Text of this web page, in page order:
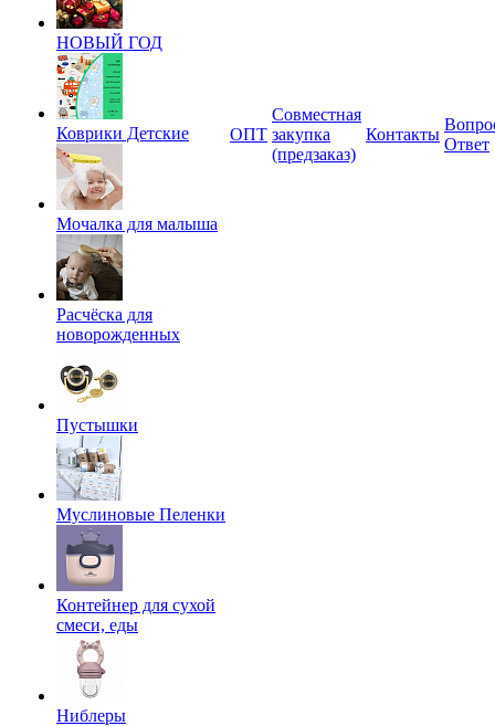
НОВЫЙ ГОД
Коврики Детские
Мочалка для малыша
Расчёска для
новорожденных
Пустышки
Муслиновые Пеленки
Контейнер для сухой
смеси, еды
Ниблеры
ОПТ
Совместная
закупка
(предзаказ)
Контакты
Ответ